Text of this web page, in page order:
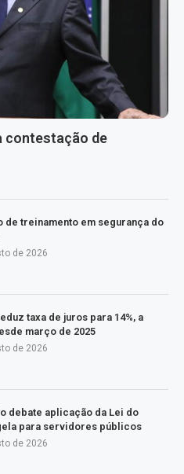
contestação de
de treinamento em segurança do
de 2026
taxa de juros para 14%, a
março de 2025
de 2026
debate aplicação da Lei do
para servidores públicos
de 2026